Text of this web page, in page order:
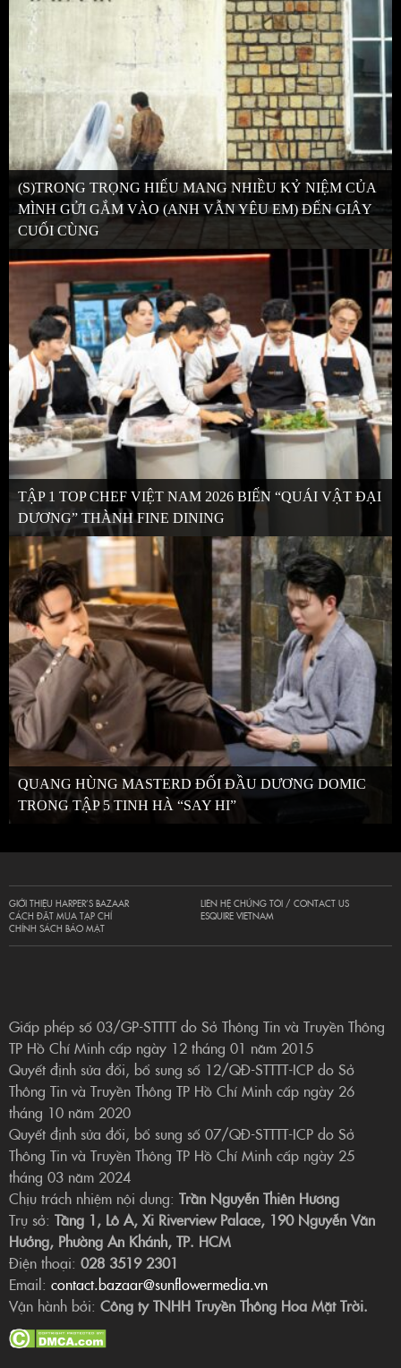
(S)TRONG TRỌNG HIẾU MANG NHIỀU KỶ NIỆM CỦA
MÌNH GỬI GẮM VÀO (ANH VẪN YÊU EM) ĐẾN GIÂY
CUỐI CÙNG
TẬP 1 TOP CHEF VIỆT NAM 2026 BIẾN “QUÁI VẬT ĐẠI
DƯƠNG” THÀNH FINE DINING
QUANG HÙNG MASTERD ĐỐI ĐẦU DƯƠNG DOMIC
TRONG TẬP 5 TINH HÀ “SAY HI”
GIỚI THIỆU HARPER’S BAZAAR
CÁCH ĐẶT MUA TẠP CHÍ
CHÍNH SÁCH BẢO MẬT
LIÊN HỆ CHÚNG TÔI / CONTACT US
ESQUIRE VIETNAM
Giấp phép số 03/GP-STTTT do Sở Thông Tin và Truyền Thông
TP Hồ Chí Minh cấp ngày 12 tháng 01 năm 2015
Quyết định sửa đổi, bổ sung số 12/QĐ-STTTT-ICP do Sở
Thông Tin và Truyền Thông TP Hồ Chí Minh cấp ngày 26
tháng 10 năm 2020
Quyết định sửa đổi, bổ sung số 07/QĐ-STTTT-ICP do Sở
Thông Tin và Truyền Thông TP Hồ Chí Minh cấp ngày 25
tháng 03 năm 2024
Chịu trách nhiệm nội dung: Trần Nguyễn Thiên Hương
Trụ sở: Tầng 1, Lô A, Xi Riverview Palace, 190 Nguyễn Văn
Hưởng, Phường An Khánh, TP. HCM
Điện thoại: 028 3519 2301
Email: contact.bazaar@sunflowermedia.vn
Vận hành bởi: Công ty TNHH Truyền Thông Hoa Mặt Trời.